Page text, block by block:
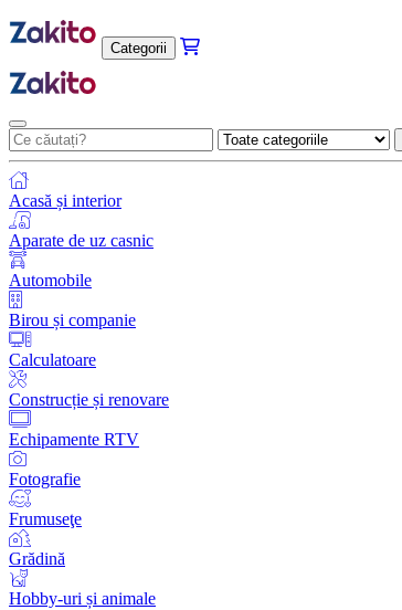
Categorii
Acasă și interior
Aparate de uz casnic
Automobile
Birou și companie
Calculatoare
Construcție și renovare
Echipamente RTV
Fotografie
Frumuseţe
Grădină
Hobby-uri și animale